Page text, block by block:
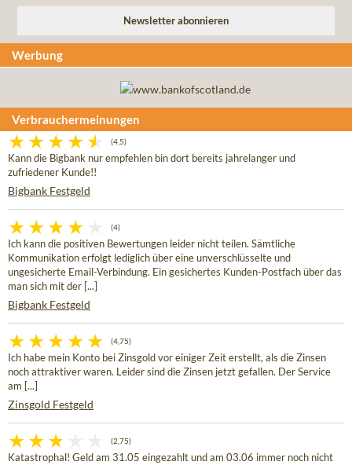
Werbung
Verbrauchermeinungen
(4,5)
Kann die Bigbank nur empfehlen bin dort bereits jahrelanger und
zufriedener Kunde!!
Bigbank Festgeld
(4)
Ich kann die positiven Bewertungen leider nicht teilen. Sämtliche
Kommunikation erfolgt lediglich über eine unverschlüsselte und
ungesicherte Email-Verbindung. Ein gesichertes Kunden-Postfach über das
man sich mit der [...]
Bigbank Festgeld
(4,75)
Ich habe mein Konto bei Zinsgold vor einiger Zeit erstellt, als die Zinsen
noch attraktiver waren. Leider sind die Zinsen jetzt gefallen. Der Service
am [...]
Zinsgold Festgeld
(2,75)
Katastrophal! Geld am 31.05 eingezahlt und am 03.06 immer noch nicht